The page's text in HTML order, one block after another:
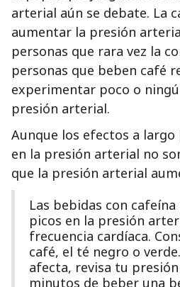
arterial aún se debate. La
aumentar la presión
personas que rara vez la
personas que beben café
experimentar poco o
presión arterial.
Aunque los efectos a largo
en la presión arterial no
que la presión arterial
Las bebidas con
picos en la presión
frecuencia cardíaca.
café, el té negro o
afecta, revisa tu
minutos de beber una